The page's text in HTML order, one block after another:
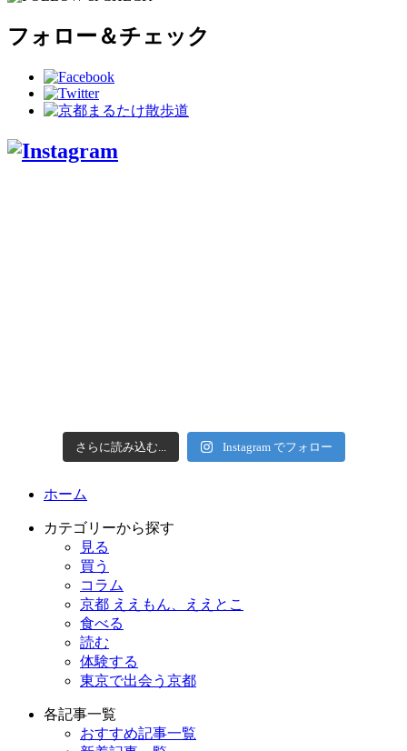
フォロー＆チェック
さらに読み込む... Instagram でフォロー
ホーム
カテゴリーから探す
見る
買う
コラム
京都 ええもん、ええとこ
食べる
読む
体験する
東京で出会う京都
各記事一覧
おすすめ記事一覧